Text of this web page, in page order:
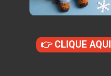
👉 CLIQUE